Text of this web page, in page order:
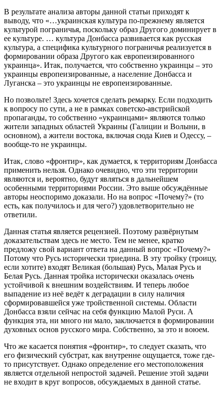
В результате анализа авторы данной статьи приходят к
выводу, что «…украинская культура по-прежнему является
культурой пограничья, поскольку образ Другого доминирует в
ее культуре. … культура Донбасса развивается как русская
культура, а специфика культурного пограничья реализуется в
формировании образа Другого как европеизированного
украинца». Итак, получается, что собственно украинцы – это
украинцы европеизированные, а население Донбасса и
Луганска – это украинцы не европеизированные.
Но позвольте! Здесь хочется сделать ремарку. Если подходить
к вопросу по сути, а не в рамках советско-австрийской
пропаганды, то собственно «украинцами» являются только
жители западных областей Украины (Галиции и Волыни, в
основном), а жители востока, включая сюда Киев и Одессу, –
вообще-то не украинцы.
Итак, слово «фронтир», как думается, к территориям Донбасса
применить нельзя. Однако очевидно, что эти территории
являются и, вероятно, будут являться в дальнейшем
особенными территориями России. Это выше обсуждённые
авторы неоспоримо доказали. Но на вопрос «Почему?» (то
есть, как получилось и для чего?) удовлетворительно не
ответили.
Данная статья является рецензией. Поэтому развёрнутым
доказательствам здесь не место. Тем не менее, кратко
предложу свой вариант ответа на данный вопрос «Почему?»
Потому что Русь исторически триедина. В эту тройку (троицу,
если хотите) входят Великая (большая) Русь, Малая Русь и
Белая Русь. Данная тройка исторически оказалась очень
устойчивой к внешним воздействиям. И теперь любое
выпадение из неё ведёт к деградации в силу наличия
сформировавшейся уже тройственной системы. Области
Донбасса взяли сейчас на себя функцию Малой Руси. А
функция эта, ни много ни мало, заключается в формировании
духовных основ русского мира. Собственно, за это и воюем.
Что же касается понятия «фронтир», то следует сказать, что
его физический субстрат, как внутренне ощущается, тоже где-
то присутствует. Однако определение его местоположения
является отдельной непростой задачей. Решение этой задачи
не входит в круг вопросов, обсуждаемых в данной статье.